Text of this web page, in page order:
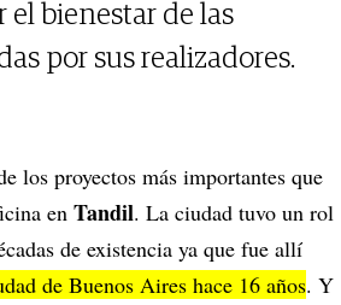
el bienestar de las
por sus realizadores.
los proyectos más importantes que
en Tandil. La ciudad tuvo un rol
de existencia ya que fue allí
de Buenos Aires hace 16 años. Y